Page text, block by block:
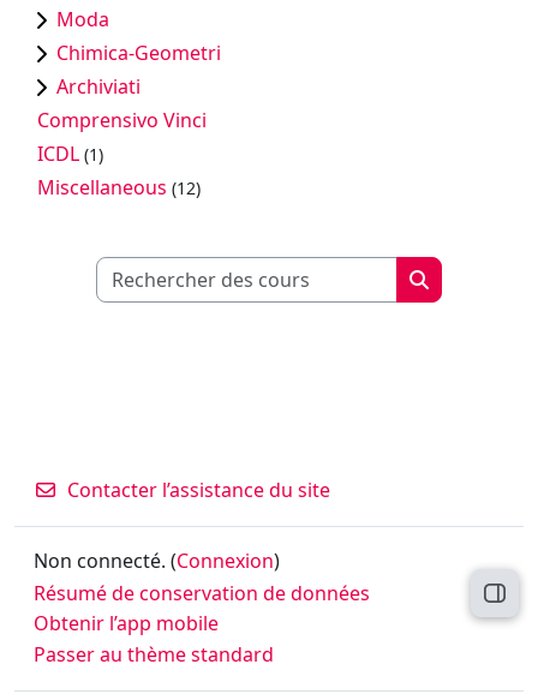
Moda
Chimica-Geometri
Archiviati
Comprensivo Vinci
ICDL (1)
Miscellaneous (12)
Rechercher
Rechercher
Contacter l’assistance du site
Non connecté. (Connexion)
Résumé de conservation de données
Obtenir l’app mobile
Passer au thème standard